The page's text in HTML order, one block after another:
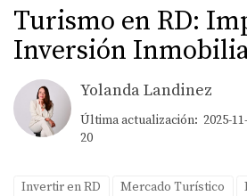
Turismo en RD:
Inversión
Yolanda Landinez
Última actualización: 2025-11-
20
Invertir en RD Mercado Turístico